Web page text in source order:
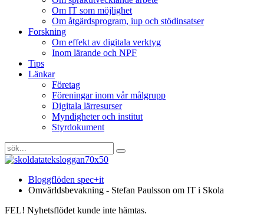
Om IT som möjlighet
Om åtgärdsprogram, iup och stödinsatser
Forskning
Om effekt av digitala verktyg
Inom lärande och NPF
Tips
Länkar
Företag
Föreningar inom vår målgrupp
Digitala lärresurser
Myndigheter och institut
Styrdokument
Bloggflöden spec+it
Omvärldsbevakning - Stefan Paulsson om IT i Skola
FEL! Nyhetsflödet kunde inte hämtas.